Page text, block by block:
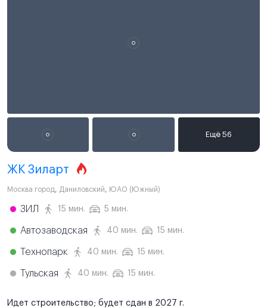
ЖК Зиларт
Москва город, Даниловский, ЮАО (Южный)
ЗИЛ 15 мин. 5 мин.
Автозаводская 40 мин. 15 мин.
Технопарк 40 мин. 15 мин.
Тульская 40 мин. 15 мин.
Идет строительство; будет сдан в 2027 г.